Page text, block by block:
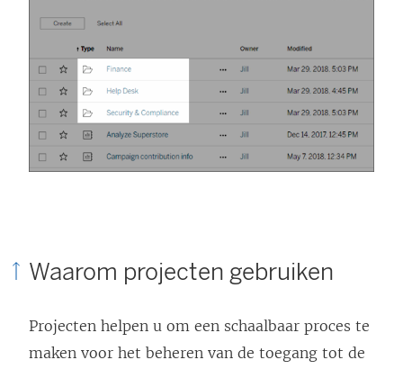
Waarom projecten gebruiken
Projecten helpen u om een schaalbaar proces te
maken voor het beheren van de toegang tot de